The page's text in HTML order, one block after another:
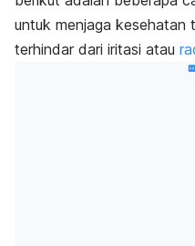
untuk menjaga kesehatan
terhindar dari iritasi atau